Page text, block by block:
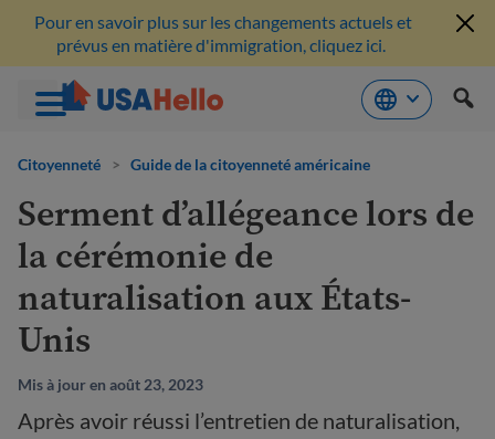
Pour en savoir plus sur les changements actuels et
prévus en matière d'immigration, cliquez ici.
Citoyenneté > Guide de la citoyenneté américaine
Serment d’allégeance lors de
la cérémonie de
naturalisation aux États-
Unis
Mis à jour en août 23, 2023
Après avoir réussi l’entretien de naturalisation,